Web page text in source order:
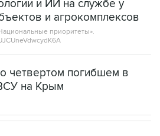
и ИИ на службе у
и агрокомплексов
приоритеты».
четвертом погибшем в
на Крым